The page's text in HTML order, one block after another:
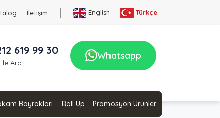
İletişim English Türkçe
619 99 30
Ara
Whatsapp
Bayrakları Roll Up Promosyon Ürünler